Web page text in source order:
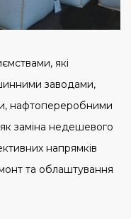
які
заводами,
нафтопереробними
заміна недешевого
напрямків
та облаштування